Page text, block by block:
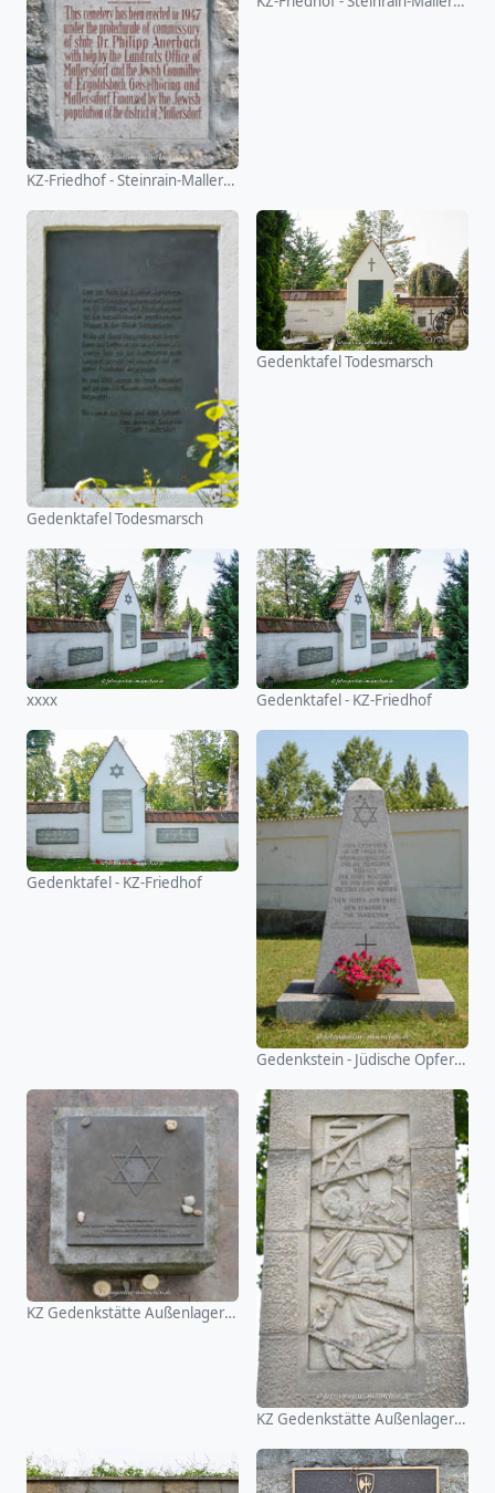
KZ-Friedhof - Steinrain-Mallersdorf
Gedenktafel Todesmarsch
Gedenktafel Todesmarsch
xxxx Gedenktafel - KZ-Friedhof
Gedenktafel - KZ-Friedhof
Gedenkstein - Jüdische Opfer dews Nationalsozialismus
KZ Gedenkstätte Außenlager Kirchhain
KZ Gedenkstätte Außenlager Kirchhain